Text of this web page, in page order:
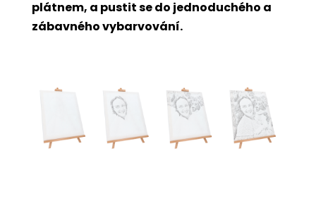
plátnem, a pustit se do jednoduchého a
zábavného vybarvování.